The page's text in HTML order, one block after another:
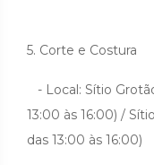
5. Corte e Costura
- Local: Sítio
13:00 às 16:00) /
das 13:00 às 16:00)